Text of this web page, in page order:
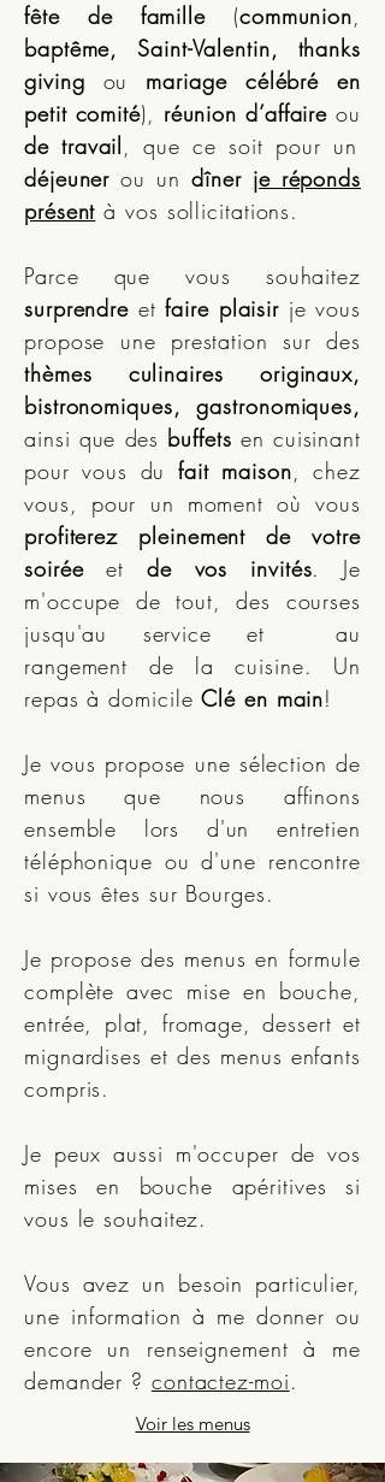
fête de famille(communion,
baptême, Saint-Valentin, thanks
giving ou mariage célébré en
petit comité), réunion d’affaireou
de travail, que ce soit pour un
déjeunerou undîner je réponds
présent à vos sollicitations.
Parce que vous souhaitez
surprendre etfaire plaisir je vous
propose une prestation sur des
thèmes culinaires originaux,
bistronomiques, gastronomiques,
ainsi que des buffets en cuisinant
pour vous dufait maison, chez
vous, pour un moment où vous
profiterez pleinement de votre
soiréeet de vos invités. Je
m'occupe de tout, des courses
jusqu'au service et au
rangement de la cuisine. Un
repas à domicileClé en main!
Je vous propose une sélection de
menus que nous affinons
ensemble lors d'un entretien
téléphonique ou d'une rencontre
si vous êtes sur Bourges.
Je propose des menus en formule
complète avec mise en bouche,
entrée, plat, fromage, dessert et
mignardises et des menus enfants
compris.
Je peux aussi m'occuper de vos
mises en bouche apéritives si
vous le souhaitez.
Vous avez un besoin particulier,
une information à me donner ou
encore un renseignement à me
demander ? contactez-moi.
Voir les menus